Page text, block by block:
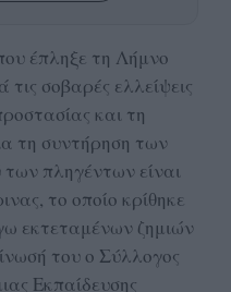
έπληξε τη Λήμνο
σοβαρές ελλείψεις
και τη
τη συντήρηση των
πληγέντων είναι
το οποίο κρίθηκε
εκτεταμένων ζημιών
του ο Σύλλογος
Εκπαίδευσης